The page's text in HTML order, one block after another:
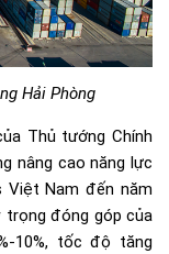
Hải Phòng
Thủ tướng Chính
nâng cao năng lực
Việt Nam đến năm
trọng đóng góp của
10%, tốc độ tăng